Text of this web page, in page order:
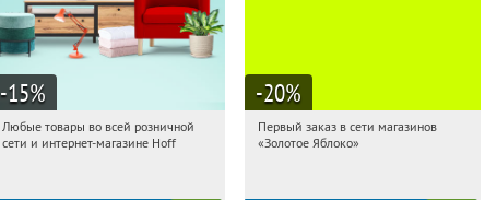
-15%
05:57:39 Получили:
Любые товары во всей розничной
сети и интернет-магазине Hoff
-20%
05:57:39
Получи первым!
Первый заказ в сети магазинов
«Золотое Яблоко»